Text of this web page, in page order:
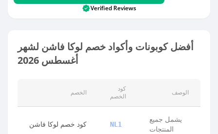
Verified Reviews
أفضل كوبونات وأكواد خصم لوكا فاشن لشهر
أغسطس 2026
الخصم
كود
الخصم
الوصف
كود خصم لوكا فاشن NL1
يشمل جميع
المنتجات